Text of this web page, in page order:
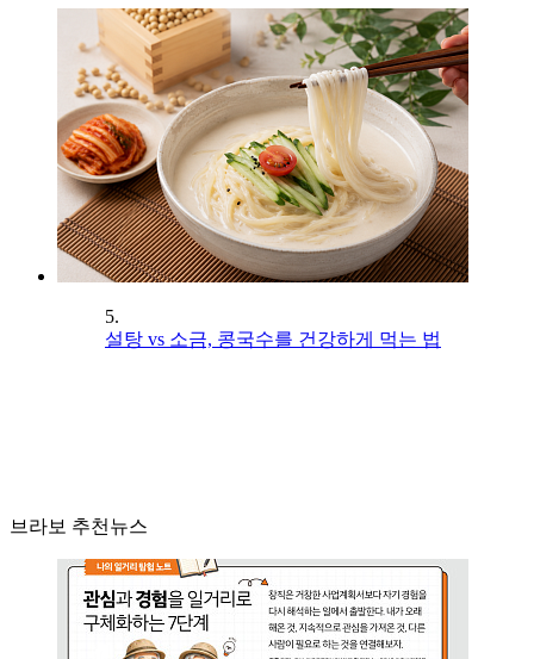
5.
설탕 vs 소금, 콩국수를 건강하게 먹는 법
브라보 추천뉴스